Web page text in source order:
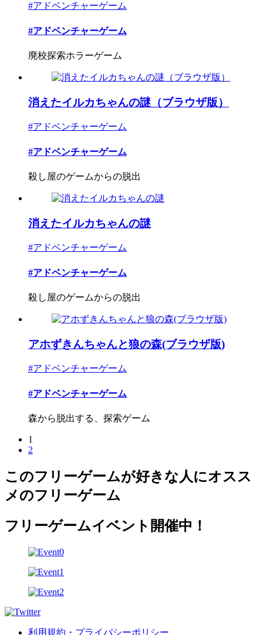
#アドベンチャーゲーム
#アドベンチャーゲーム
廃校探索ホラーゲーム
消えたイルカちゃんの謎（ブラウザ版）
#アドベンチャーゲーム
#アドベンチャーゲーム
殺し屋のゲームからの脱出
消えたイルカちゃんの謎
#アドベンチャーゲーム
#アドベンチャーゲーム
殺し屋のゲームからの脱出
アホずきんちゃんと狼の森(ブラウザ版)
#アドベンチャーゲーム
#アドベンチャーゲーム
森から脱出する、探索ゲーム
1
2
このフリーゲームが好きな人にオスス
メのフリーゲーム
フリーゲームイベント開催中！
利用規約・プライバシーポリシー